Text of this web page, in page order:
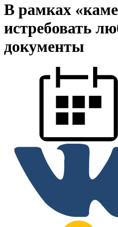
В рамках
истребовать
документы